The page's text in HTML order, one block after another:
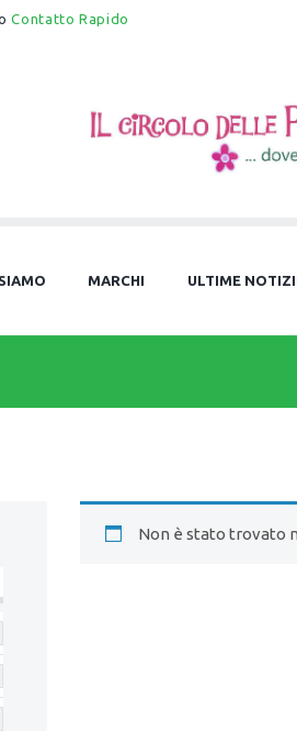
oContatto Rapido
MARCHI ULTIME
Non è stato trovato